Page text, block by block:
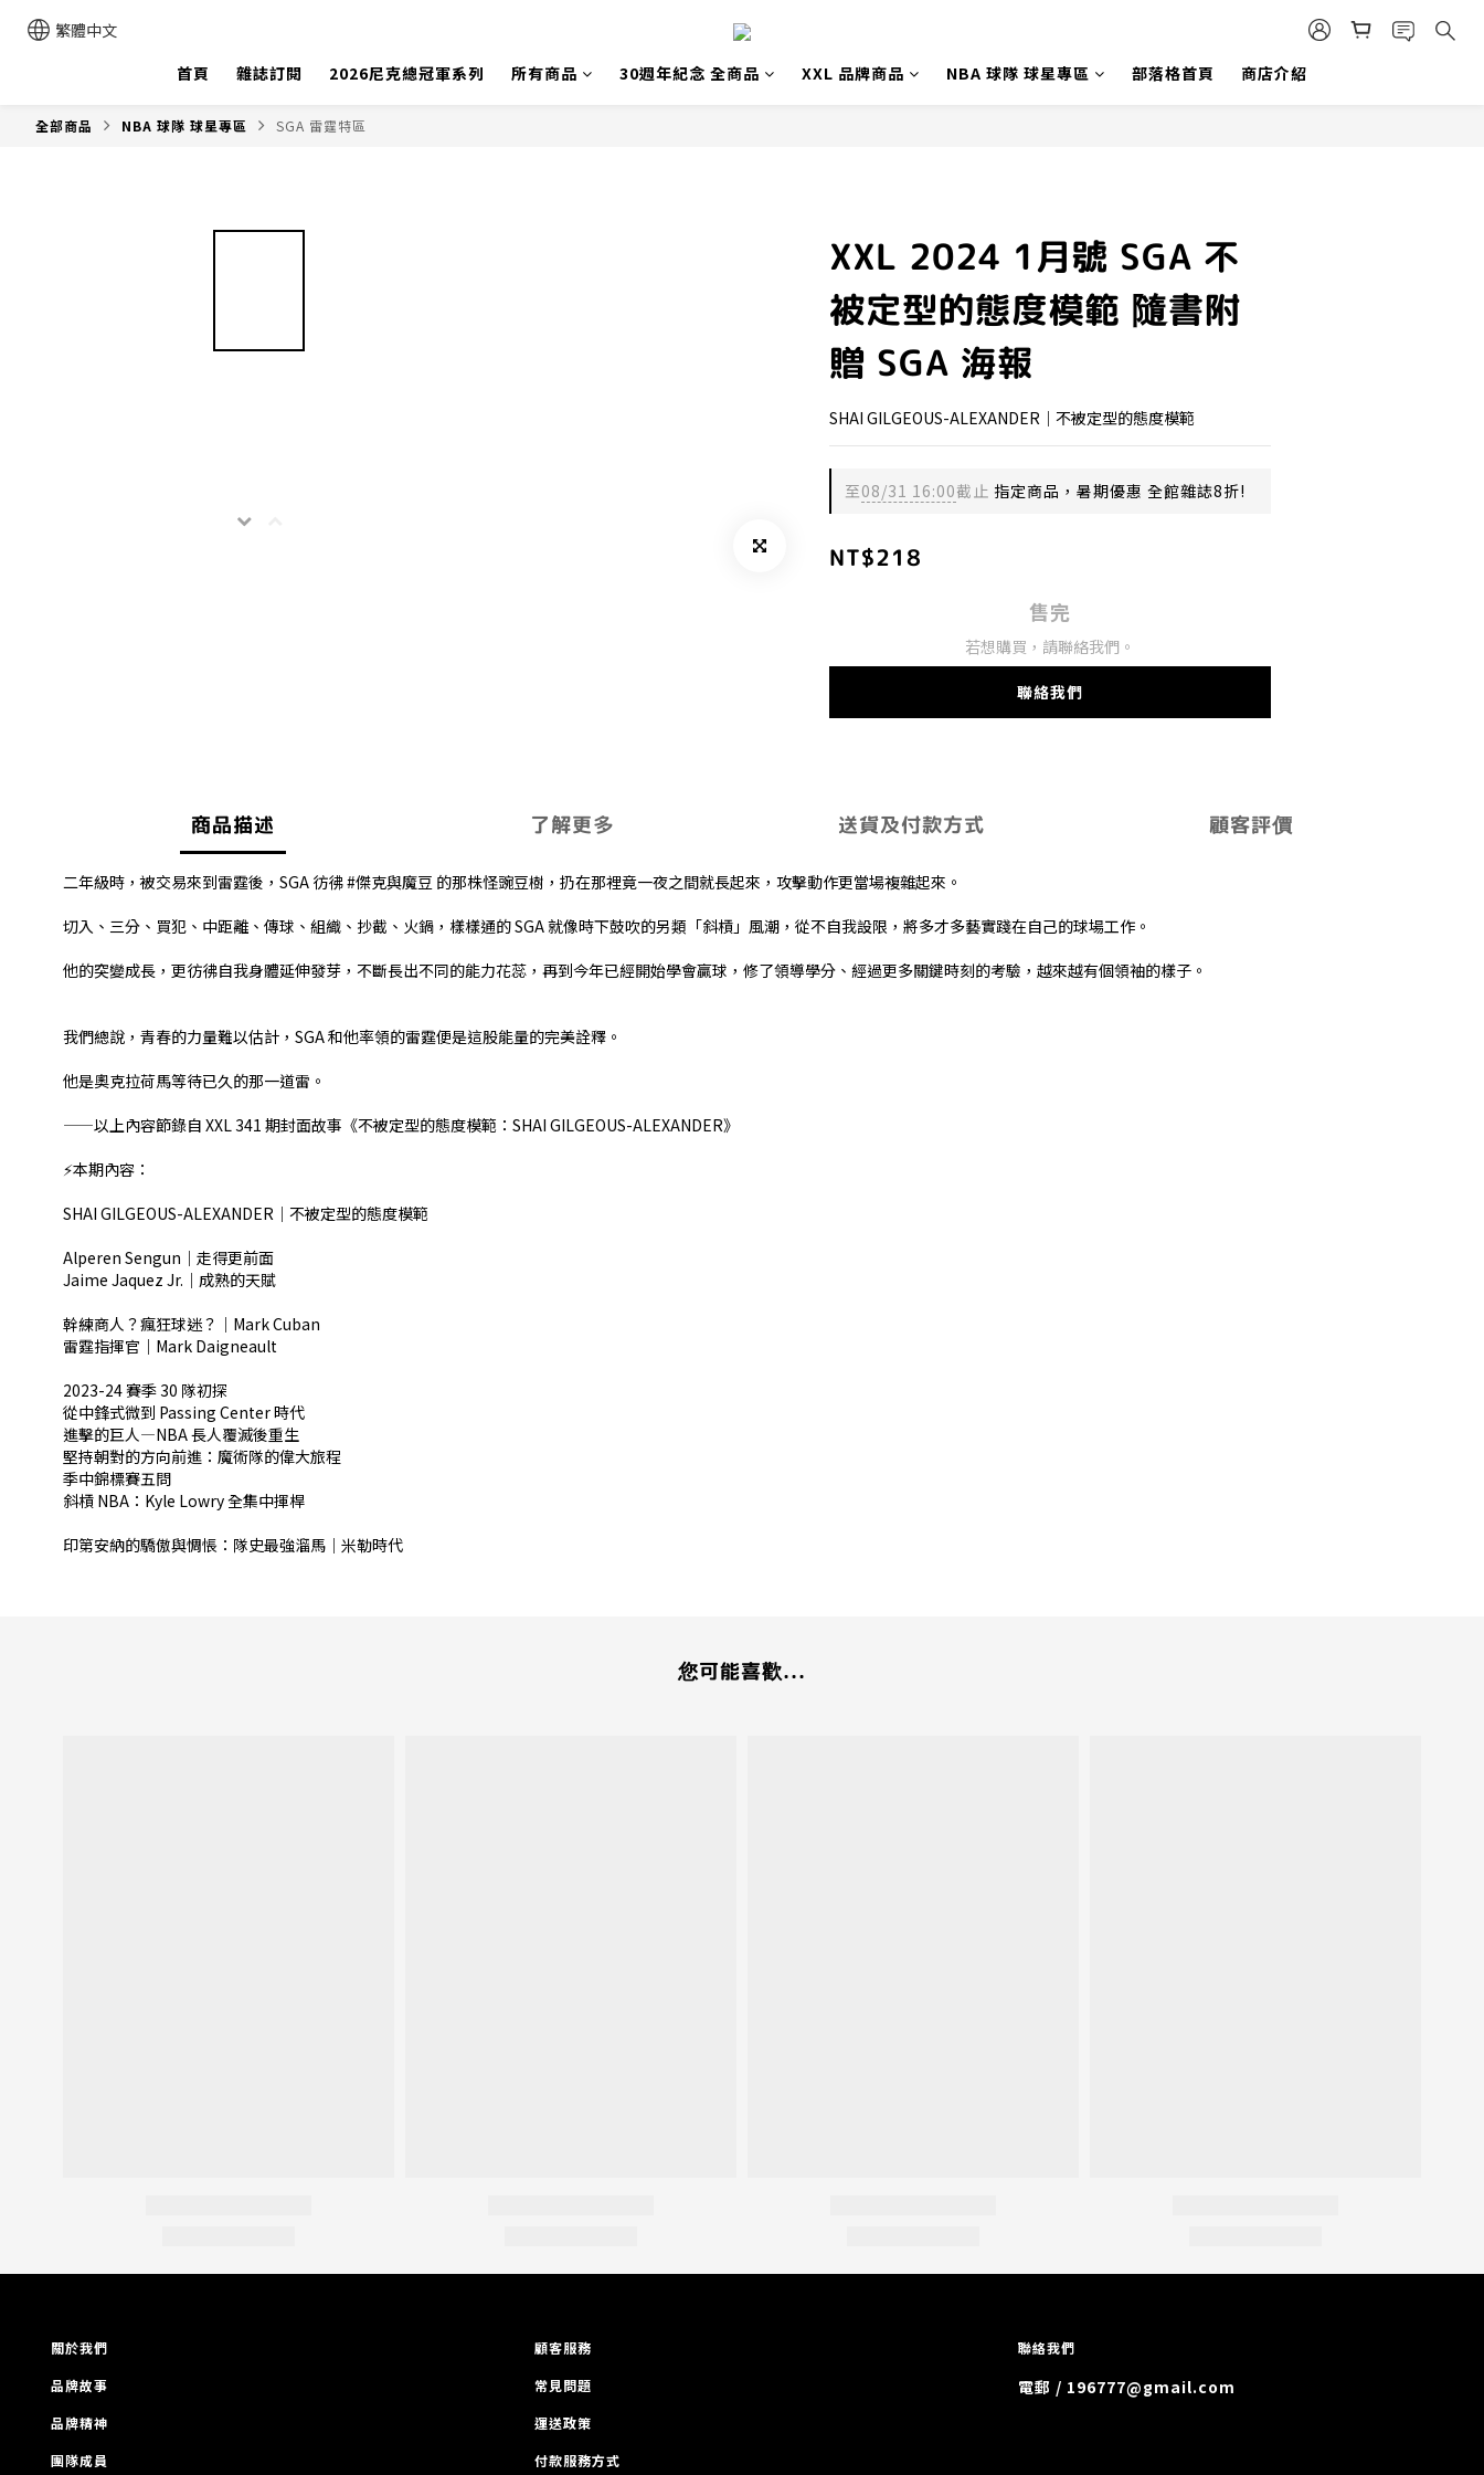
繁體中文
首頁
雜誌訂閱 2026尼克總冠軍系列 所有商品 30週年紀念 全商品 XXL 品牌商品 NBA 球隊 球星專區 部落格首頁 商店介紹
全部商品 NBA 球隊 球星專區 SGA 雷霆特區
XXL 2024 1月號 SGA 不
被定型的態度模範 隨書附
贈 SGA 海報
SHAI GILGEOUS-ALEXANDER｜不被定型的態度模範
至08/31 16:00截止 指定商品，暑期優惠 全館雜誌8折!
NT$218
售完
若想購買，請聯絡我們。
聯絡我們
商品描述 了解更多 送貨及付款方式 顧客評價
二年級時，被交易來到雷霆後，SGA 彷彿 #傑克與魔豆 的那株怪豌豆樹，扔在那裡竟一夜之間就長起來，攻擊動作更當場複雜起來。
切入、三分、買犯、中距離、傳球、組織、抄截、火鍋，樣樣通的 SGA 就像時下鼓吹的另類「斜槓」風潮，從不自我設限，將多才多藝實踐在自己的球場工作。
他的突變成長，更彷彿自我身體延伸發芽，不斷長出不同的能力花蕊，再到今年已經開始學會贏球，修了領導學分、經過更多關鍵時刻的考驗，越來越有個領袖的樣子。
我們總說，青春的力量難以估計，SGA 和他率領的雷霆便是這股能量的完美詮釋。
他是奧克拉荷馬等待已久的那一道雷。
——以上內容節錄自 XXL 341 期封面故事《不被定型的態度模範：SHAI GILGEOUS-ALEXANDER》
⚡️本期內容：
SHAI GILGEOUS-ALEXANDER｜不被定型的態度模範
Alperen Sengun｜走得更前面
Jaime Jaquez Jr.｜成熟的天賦
幹練商人？瘋狂球迷？｜Mark Cuban
雷霆指揮官｜Mark Daigneault
2023-24 賽季 30 隊初探
從中鋒式微到 Passing Center 時代
進擊的巨人—NBA 長人覆滅後重生
堅持朝對的方向前進：魔術隊的偉大旅程
季中錦標賽五問
斜槓 NBA：Kyle Lowry 全集中揮桿
印第安納的驕傲與惆悵：隊史最強溜馬｜米勒時代
您可能喜歡...
關於我們
品牌故事
品牌精神
團隊成員
顧客服務
常見問題
運送政策
付款服務方式
聯絡我們
電郵 / 196777@gmail.com